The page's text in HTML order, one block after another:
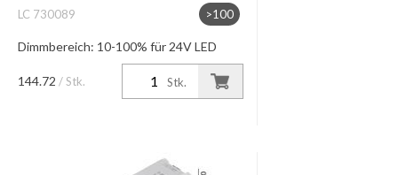
>100
LC 730089
Dimmbereich: 10-100% für 24V LED
Module max. Leitungslänge 10m
Stk.
144.72 / Stk.